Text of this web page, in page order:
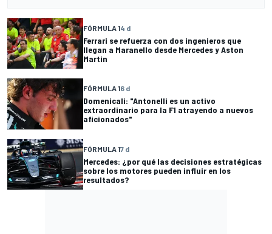
FÓRMULA 14 d
Ferrari se refuerza con dos ingenieros que
llegan a Maranello desde Mercedes y Aston
Martin
FÓRMULA 16 d
Domenicali: "Antonelli es un activo
extraordinario para la F1 atrayendo a nuevos
aficionados"
FÓRMULA 17 d
Mercedes: ¿por qué las decisiones estratégicas
sobre los motores pueden influir en los
resultados?